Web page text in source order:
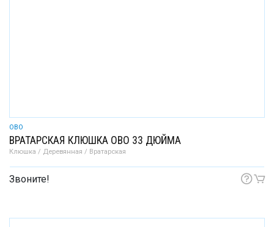
OBO
ВРАТАРСКАЯ КЛЮШКА OBO 33 ДЮЙМА
Клюшка / Деревянная / Вратарская
Звоните!